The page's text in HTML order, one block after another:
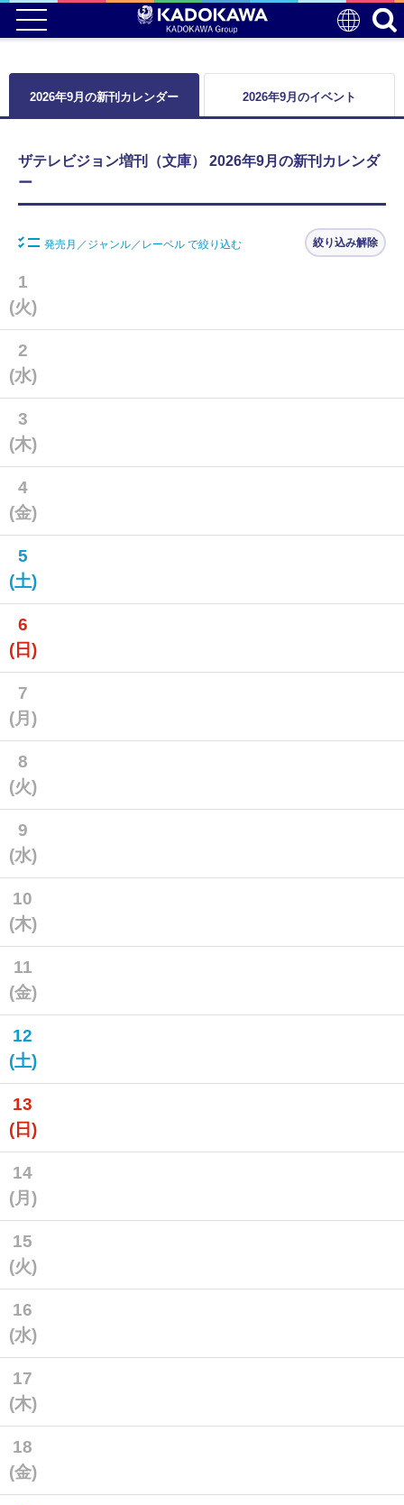
2026年9月の新刊カレンダー 2026年9月のイベント
ザテレビジョン増刊（文庫） 2026年9月の新刊カレンダ
ー
発売月／ジャンル／レーベル で絞り込む 絞り込み解除
1
(火)
2
(水)
3
(木)
4
(金)
5
(土)
6
(日)
7
(月)
8
(火)
9
(水)
10
(木)
11
(金)
12
(土)
13
(日)
14
(月)
15
(火)
16
(水)
17
(木)
18
(金)